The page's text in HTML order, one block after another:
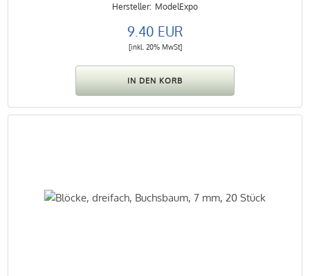
ModelExpo
9.40 EUR
[inkl. 20% MwSt]